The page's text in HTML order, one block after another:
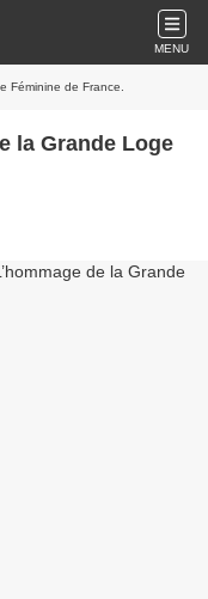
MENU
Féminine de France.
la Grande Loge